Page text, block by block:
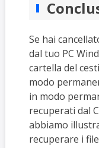
Se hai
dal tuo PC
cartella del
modo
in modo
recuperati dal
abbiamo
recuperare i